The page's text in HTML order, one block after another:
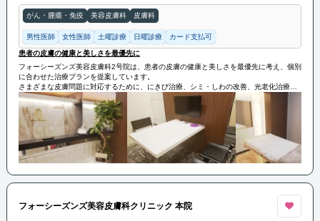
がん・腫瘍・免疫 美容皮膚科 皮膚科
男性医師 女性医師 土曜診療 日曜診療 カード支払可
患者の皮膚の健康と美しさを最優先に
フォーシーズンズ美容皮膚科2号院は、患者の皮膚の健康と美しさを最優先に考え、個別
に合わせた治療プランを提案しています。
さまざまな皮膚問題に対応するために、にきび治療、シミ・しわの改善、光老化治療、
レーザー脱毛、ボトックス注射などを提供しております。
フォーシーズンズ美容皮膚科2号院は、患者の皮膚の健康と美しさを守るために全力で取
り組んでいます
フォーシーズンズ美容皮膚科クリニック 本院